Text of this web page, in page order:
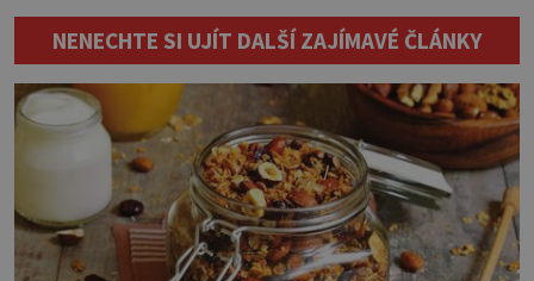
vydrželo co nejdéle, vyplatí se začít
[…]
Budete potřebovat: – zbytky barevně
sladěných bavlněných látek – 0,5 m
látky na vnitřní polštářek – duté
vlákno na výplň – 2 knoflíky – 0,5 m
jednostranně nalepovacího […]
NENECHTE SI UJÍT DALŠÍ ZAJÍMAVÉ ČLÁNKY